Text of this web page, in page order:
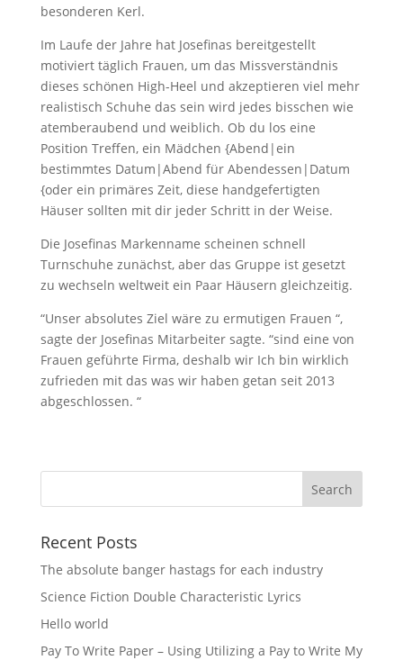
besonderen Kerl.
Im Laufe der Jahre hat Josefinas bereitgestellt
motiviert täglich Frauen, um das Missverständnis
dieses schönen High-Heel und akzeptieren viel mehr
realistisch Schuhe das sein wird jedes bisschen wie
atemberaubend und weiblich. Ob du los eine
Position Treffen, ein Mädchen {Abend|ein
bestimmtes Datum|Abend für Abendessen|Datum
{oder ein primäres Zeit, diese handgefertigten
Häuser sollten mit dir jeder Schritt in der Weise.
Die Josefinas Markenname scheinen schnell
Turnschuhe zunächst, aber das Gruppe ist gesetzt
zu wechseln weltweit ein Paar Häusern gleichzeitig.
“Unser absolutes Ziel wäre zu ermutigen Frauen “,
sagte der Josefinas Mitarbeiter sagte. “sind eine von
Frauen geführte Firma, deshalb wir Ich bin wirklich
zufrieden mit das was wir haben getan seit 2013
abgeschlossen. “
Recent Posts
The absolute banger hastags for each industry
Science Fiction Double Characteristic Lyrics
Hello world
Pay To Write Paper – Using Utilizing a Pay to Write My